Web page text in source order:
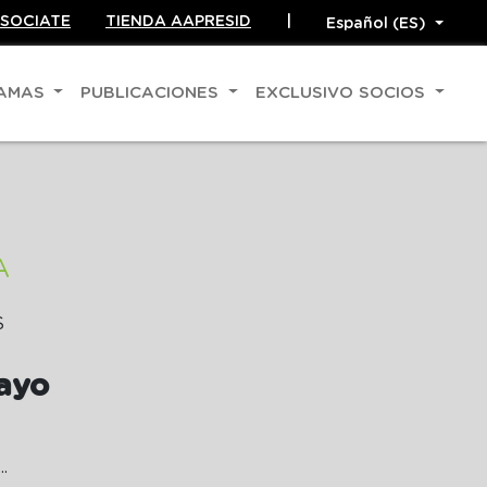
TIENDA AAPRESID
PUBLICACIONES EXCLUSIVO SOCIOS